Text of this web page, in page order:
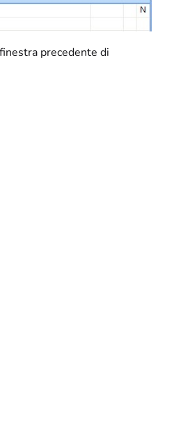
precedente di